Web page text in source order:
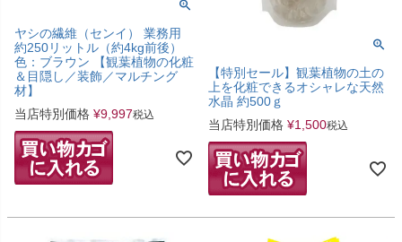
ヤシの繊維（センイ） 業務用
約250リットル（約4kg前後）
色：ブラウン 【観葉植物の化粧
＆目隠し／装飾／マルチング
材】
当店特別価格 ¥9,997税込
【特別セール】観葉植物の土の
上を化粧できるオシャレな天然
水晶 約500ｇ
当店特別価格 ¥1,500税込